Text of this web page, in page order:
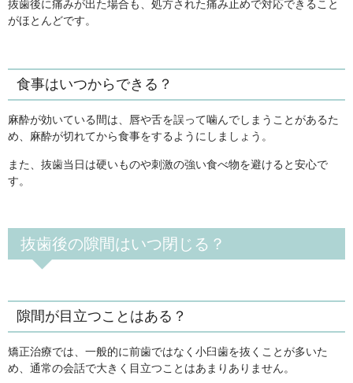
抜歯後に痛みが出た場合も、処方された痛み止めで対応できること
がほとんどです。
食事はいつからできる？
麻酔が効いている間は、唇や舌を誤って噛んでしまうことがあるた
め、麻酔が切れてから食事をするようにしましょう。
また、抜歯当日は硬いものや刺激の強い食べ物を避けると安心で
す。
抜歯後の隙間はいつ閉じる？
隙間が目立つことはある？
矯正治療では、一般的に前歯ではなく小臼歯を抜くことが多いた
め、通常の会話で大きく目立つことはあまりありません。